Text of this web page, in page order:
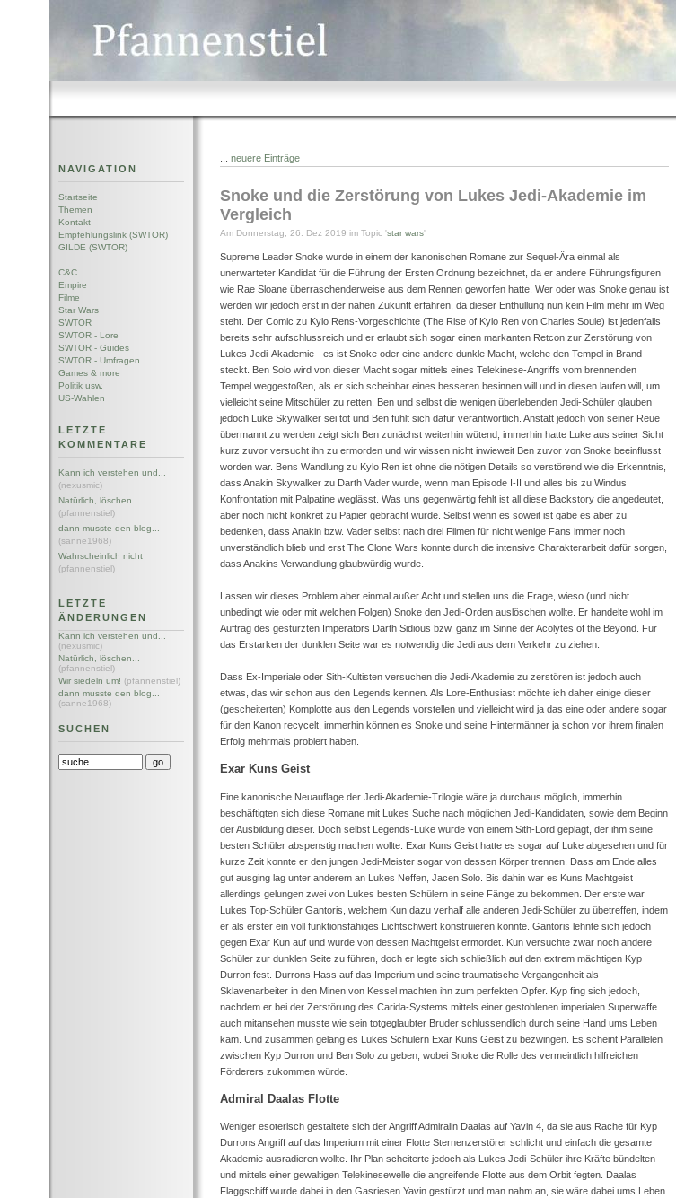
NAVIGATION
Startseite
Themen
Kontakt
Empfehlungslink (SWTOR)
GILDE (SWTOR)
C&C
Empire
Filme
Star Wars
SWTOR
SWTOR - Lore
SWTOR - Guides
SWTOR - Umfragen
Games & more
Politik usw.
US-Wahlen
LETZTE
KOMMENTARE
Kann ich verstehen und...
(nexusmic)
Natürlich, löschen...
(pfannenstiel)
dann musste den blog...
(sanne1968)
Wahrscheinlich nicht
(pfannenstiel)
LETZTE
ÄNDERUNGEN
Kann ich verstehen und...
(nexusmic)
Natürlich, löschen...
(pfannenstiel)
Wir siedeln um! (pfannenstiel)
dann musste den blog...
(sanne1968)
SUCHEN
neuere Einträge
Snoke und die Zerstörung von Lukes Jedi-Akademie im
Vergleich
Am Donnerstag, 26. Dez 2019 im Topic 'star wars'
Supreme Leader Snoke wurde in einem der kanonischen Romane zur Sequel-Ära einmal als
unerwarteter Kandidat für die Führung der Ersten Ordnung bezeichnet, da er andere Führungsfiguren
wie Rae Sloane überraschenderweise aus dem Rennen geworfen hatte. Wer oder was Snoke genau ist
werden wir jedoch erst in der nahen Zukunft erfahren, da dieser Enthüllung nun kein Film mehr im Weg
steht. Der Comic zu Kylo Rens-Vorgeschichte (The Rise of Kylo Ren von Charles Soule) ist jedenfalls
bereits sehr aufschlussreich und er erlaubt sich sogar einen markanten Retcon zur Zerstörung von
Lukes Jedi-Akademie - es ist Snoke oder eine andere dunkle Macht, welche den Tempel in Brand
steckt. Ben Solo wird von dieser Macht sogar mittels eines Telekinese-Angriffs vom brennenden
Tempel weggestoßen, als er sich scheinbar eines besseren besinnen will und in diesen laufen will, um
vielleicht seine Mitschüler zu retten. Ben und selbst die wenigen überlebenden Jedi-Schüler glauben
jedoch Luke Skywalker sei tot und Ben fühlt sich dafür verantwortlich. Anstatt jedoch von seiner Reue
übermannt zu werden zeigt sich Ben zunächst weiterhin wütend, immerhin hatte Luke aus seiner Sicht
kurz zuvor versucht ihn zu ermorden und wir wissen nicht inwieweit Ben zuvor von Snoke beeinflusst
worden war. Bens Wandlung zu Kylo Ren ist ohne die nötigen Details so verstörend wie die Erkenntnis,
dass Anakin Skywalker zu Darth Vader wurde, wenn man Episode I-II und alles bis zu Windus
Konfrontation mit Palpatine weglässt. Was uns gegenwärtig fehlt ist all diese Backstory die angedeutet,
aber noch nicht konkret zu Papier gebracht wurde. Selbst wenn es soweit ist gäbe es aber zu
bedenken, dass Anakin bzw. Vader selbst nach drei Filmen für nicht wenige Fans immer noch
unverständlich blieb und erst The Clone Wars konnte durch die intensive Charakterarbeit dafür sorgen,
dass Anakins Verwandlung glaubwürdig wurde.
Lassen wir dieses Problem aber einmal außer Acht und stellen uns die Frage, wieso (und nicht
unbedingt wie oder mit welchen Folgen) Snoke den Jedi-Orden auslöschen wollte. Er handelte wohl im
Auftrag des gestürzten Imperators Darth Sidious bzw. ganz im Sinne der Acolytes of the Beyond. Für
das Erstarken der dunklen Seite war es notwendig die Jedi aus dem Verkehr zu ziehen.
Dass Ex-Imperiale oder Sith-Kultisten versuchen die Jedi-Akademie zu zerstören ist jedoch auch
etwas, das wir schon aus den Legends kennen. Als Lore-Enthusiast möchte ich daher einige dieser
(gescheiterten) Komplotte aus den Legends vorstellen und vielleicht wird ja das eine oder andere sogar
für den Kanon recycelt, immerhin können es Snoke und seine Hintermänner ja schon vor ihrem finalen
Erfolg mehrmals probiert haben.
Exar Kuns Geist
Eine kanonische Neuauflage der Jedi-Akademie-Trilogie wäre ja durchaus möglich, immerhin
beschäftigten sich diese Romane mit Lukes Suche nach möglichen Jedi-Kandidaten, sowie dem Beginn
der Ausbildung dieser. Doch selbst Legends-Luke wurde von einem Sith-Lord geplagt, der ihm seine
besten Schüler abspenstig machen wollte. Exar Kuns Geist hatte es sogar auf Luke abgesehen und für
kurze Zeit konnte er den jungen Jedi-Meister sogar von dessen Körper trennen. Dass am Ende alles
gut ausging lag unter anderem an Lukes Neffen, Jacen Solo. Bis dahin war es Kuns Machtgeist
allerdings gelungen zwei von Lukes besten Schülern in seine Fänge zu bekommen. Der erste war
Lukes Top-Schüler Gantoris, welchem Kun dazu verhalf alle anderen Jedi-Schüler zu übetreffen, indem
er als erster ein voll funktionsfähiges Lichtschwert konstruieren konnte. Gantoris lehnte sich jedoch
gegen Exar Kun auf und wurde von dessen Machtgeist ermordet. Kun versuchte zwar noch andere
Schüler zur dunklen Seite zu führen, doch er legte sich schließlich auf den extrem mächtigen Kyp
Durron fest. Durrons Hass auf das Imperium und seine traumatische Vergangenheit als
Sklavenarbeiter in den Minen von Kessel machten ihn zum perfekten Opfer. Kyp fing sich jedoch,
nachdem er bei der Zerstörung des Carida-Systems mittels einer gestohlenen imperialen Superwaffe
auch mitansehen musste wie sein totgeglaubter Bruder schlussendlich durch seine Hand ums Leben
kam. Und zusammen gelang es Lukes Schülern Exar Kuns Geist zu bezwingen. Es scheint Parallelen
zwischen Kyp Durron und Ben Solo zu geben, wobei Snoke die Rolle des vermeintlich hilfreichen
Förderers zukommen würde.
Admiral Daalas Flotte
Weniger esoterisch gestaltete sich der Angriff Admiralin Daalas auf Yavin 4, da sie aus Rache für Kyp
Durrons Angriff auf das Imperium mit einer Flotte Sternenzerstörer schlicht und einfach die gesamte
Akademie ausradieren wollte. Ihr Plan scheiterte jedoch als Lukes Jedi-Schüler ihre Kräfte bündelten
und mittels einer gewaltigen Telekinesewelle die angreifende Flotte aus dem Orbit fegten. Daalas
Flaggschiff wurde dabei in den Gasriesen Yavin gestürzt und man nahm an, sie wäre dabei ums Leben